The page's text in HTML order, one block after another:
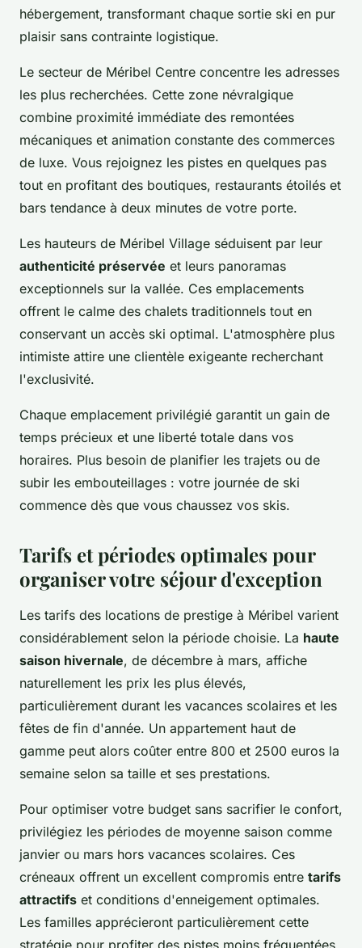
hébergement, transformant chaque sortie ski en pur
plaisir sans contrainte logistique.
Le secteur de Méribel Centre concentre les adresses
les plus recherchées. Cette zone névralgique
combine proximité immédiate des remontées
mécaniques et animation constante des commerces
de luxe. Vous rejoignez les pistes en quelques pas
tout en profitant des boutiques, restaurants étoilés et
bars tendance à deux minutes de votre porte.
Les hauteurs de Méribel Village séduisent par leur
authenticité préservée et leurs panoramas
exceptionnels sur la vallée. Ces emplacements
offrent le calme des chalets traditionnels tout en
conservant un accès ski optimal. L'atmosphère plus
intimiste attire une clientèle exigeante recherchant
l'exclusivité.
Chaque emplacement privilégié garantit un gain de
temps précieux et une liberté totale dans vos
horaires. Plus besoin de planifier les trajets ou de
subir les embouteillages : votre journée de ski
commence dès que vous chaussez vos skis.
Tarifs et périodes optimales pour
organiser votre séjour d'exception
Les tarifs des locations de prestige à Méribel varient
considérablement selon la période choisie. La haute
saison hivernale, de décembre à mars, affiche
naturellement les prix les plus élevés,
particulièrement durant les vacances scolaires et les
fêtes de fin d'année. Un appartement haut de
gamme peut alors coûter entre 800 et 2500 euros la
semaine selon sa taille et ses prestations.
Pour optimiser votre budget sans sacrifier le confort,
privilégiez les périodes de moyenne saison comme
janvier ou mars hors vacances scolaires. Ces
créneaux offrent un excellent compromis entre tarifs
attractifs et conditions d'enneigement optimales.
Les familles apprécieront particulièrement cette
stratégie pour profiter des pistes moins fréquentées.